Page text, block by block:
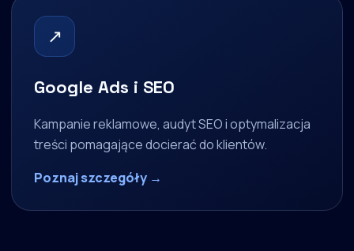
↗
Google Ads i SEO
Kampanie reklamowe, audyt SEO i optymalizacja
treści pomagające docierać do klientów.
Poznaj szczegóły →